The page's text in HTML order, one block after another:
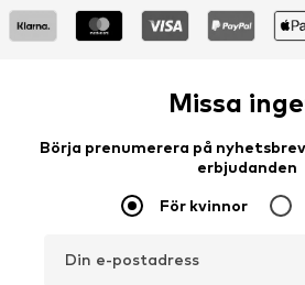
Missa
Börja prenumerera på
erbjudanden
För kvinnor
Din e-postadress